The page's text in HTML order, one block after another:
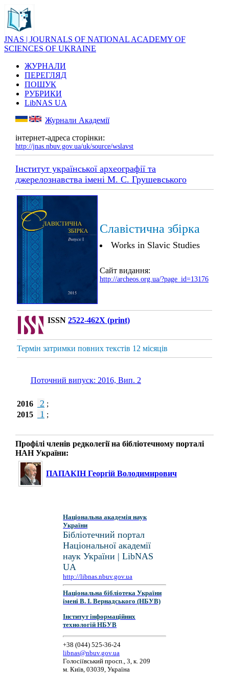
JNAS | JOURNALS OF NATIONAL ACADEMY OF
SCIENCES OF UKRAINE
ЖУРНАЛИ
ПЕРЕГЛЯД
ПОШУК
РУБРИКИ
LibNAS UA
Журнали Академії
інтернет-адреса сторінки:
http://jnas.nbuv.gov.ua/uk/source/wslavst
Інститут української археографії та
джерелознавства імені М. С. Грушевського
Славістична збірка
Works in Slavic Studies
Сайт видання:
http://archeos.org.ua/?page_id=13176
ISSN 2522-462X (print)
Термін затримки повних текстів 12 місяців
Поточний випуск: 2016, Вип. 2
2016 2 ;
2015
1 ;
Профілі членів редколегії на бібліотечному порталі
НАН України:
ПАПАКІН Георгій Володимирович
Національна академія наук
України
Бібліотечний портал
Національної академії
наук України | LibNAS
UA
http://libnas.nbuv.gov.ua
Національна бібліотека України
імені В. І. Вернадського (НБУВ)
Інститут інформаційних
технологій НБУВ
+38 (044) 525-36-24
libnas@nbuv.gov.ua
Голосіївський просп., 3, к. 209
м. Київ, 03039, Україна